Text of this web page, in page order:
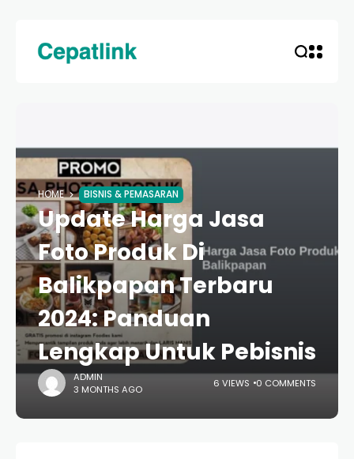
HOME BISNIS & PEMASARAN
Update Harga Jasa
Foto Produk Di
Balikpapan Terbaru
2024: Panduan
Lengkap Untuk Pebisnis
ADMIN
3 MONTHS AGO
6 VIEWS 0 COMMENTS